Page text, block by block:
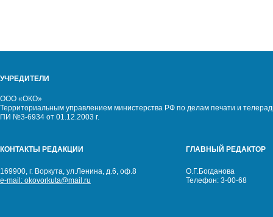
УЧРЕДИТЕЛИ
ООО «ОКО»
Территориальным управлением министерства РФ по делам печати и
ПИ №3-6934 от 01.12.2003 г.
КОНТАКТЫ РЕДАКЦИИ ГЛАВНЫЙ РЕДАКТОР
169900, г. Воркута, ул.Ленина, д.6, оф.8
e-mail: okovorkuta@mail.ru
О.Г.Богданова
Телефон: 3-00-68